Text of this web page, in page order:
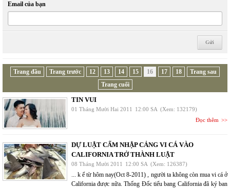
Email của bạn
Trang đầu Trang trước 12 13 14 15 16 17 18
Trang sau
Trang cuối
TIN VUI
01 Tháng Mười Hai 2011 12:00 SA (Xem: 132179)
Đọc thêm
DỰ LUẬT CẤM NHẬP CẢNG VI CÁ VÀO
CALIFORNIA TRỞ THÀNH LUẬT
08 Tháng Mười 2011 12:00 SA (Xem: 126387)
... k ể từ hôm nay(Oct 8-2011) , người ta không còn mua vi cá ở
California được nữa. Thống Đốc tiểu bang California đã ký ban